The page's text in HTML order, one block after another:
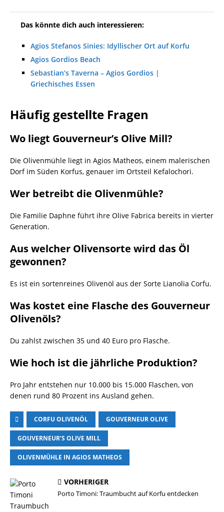
Das könnte dich auch interessieren:
Agios Stefanos Sinies: Idyllischer Ort auf Korfu
Agios Gordios Beach
Sebastian’s Taverna – Agios Gordios |
Griechisches Essen
Häufig gestellte Fragen
Wo liegt Gouverneur’s Olive Mill?
Die Olivenmühle liegt in Agios Matheos, einem malerischen
Dorf im Süden Korfus, genauer im Ortsteil Kefalochori.
Wer betreibt die Olivenmühle?
Die Familie Daphne führt ihre Olive Fabrica bereits in vierter
Generation.
Aus welcher Olivensorte wird das Öl
gewonnen?
Es ist ein sortenreines Olivenöl aus der Sorte Lianolia Corfu.
Was kostet eine Flasche des Gouverneur
Olivenöls?
Du zahlst zwischen 35 und 40 Euro pro Flasche.
Wie hoch ist die jährliche Produktion?
Pro Jahr entstehen nur 10.000 bis 15.000 Flaschen, von
denen rund 80 Prozent ins Ausland gehen.
CORFU OLIVENÖL GOUVERNEUR OLIVE
GOUVERNEUR’S OLIVE MILL
OLIVENMÜHLE IN AGIOS MATHEOS
VORHERIGER
Porto Timoni: Traumbucht auf Korfu entdecken